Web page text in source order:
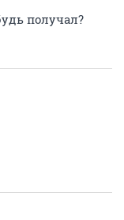
получал?